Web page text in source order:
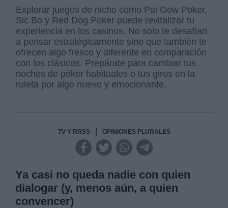
Explorar juegos de nicho como Pai Gow Poker,
Sic Bo y Red Dog Poker puede revitalizar tu
experiencia en los casinos. No solo te desafían
a pensar estratégicamente sino que también te
ofrecen algo fresco y diferente en comparación
con los clásicos. Prepárate para cambiar tus
noches de póker habituales o tus giros en la
ruleta por algo nuevo y emocionante.
TV Y RRSS OPINIONES PLURALES
Ya casi no queda nadie con quien
dialogar (y, menos aún, a quien
convencer)